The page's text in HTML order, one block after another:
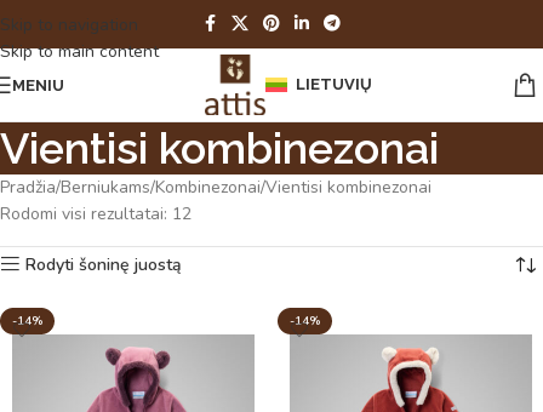
Skip to navigation
Skip to main content
MENIU LIETUVIŲ
Vientisi kombinezonai
Pradžia Berniukams Kombinezonai Vientisi kombinezonai
Rodomi visi rezultatai: 12
Rodyti šoninę juostą
-14% -14%